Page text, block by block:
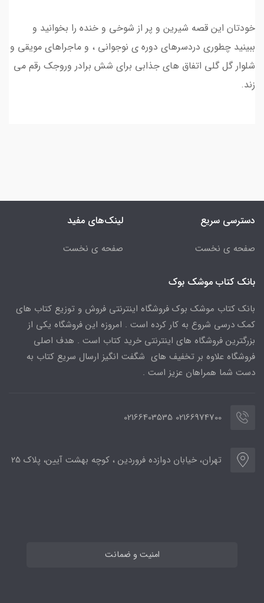
خودتان این قصه شیرین و پر از شوخی و خنده را بخوانید و
ببینید چطوری دردسرهای دوره ی نوجوانی ، و ماجراهای مویقی و
شلوار گل گلی اتفاق های جذابی برای شش برادر وروجک رقم می
زند.
دسترسی سریع
صفحه ی نخست
لینک‌های مفید
صفحه ی نخست
بانک کتاب موشک بوک
بانک کتاب موشک بوک فروشگاه اینترنتی فروش و توزیع کتاب های
کمک درسی شروع به کار کرده است . امروزه این فروشگاه یکی از
بزرگترین فروشگاه های اینترنتی خرید کتاب است . هدف اصلی
فروشگاه علاوه بر تخفیف های شگفت انگیز ارسال سریع کتاب به
دست شما همراهان عزیز است .
02166974700 02166403535
تهران، خیابان دوازده فروردین ، کوچه بهشت آیین، پلاک 25
امنیت و ضمانت